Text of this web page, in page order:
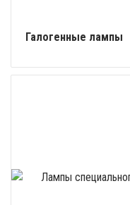
Галогенные лампы